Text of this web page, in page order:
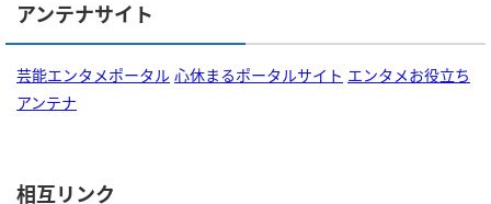
アンテナサイト
芸能エンタメポータル 心休まるポータルサイト エンタメお役立ち
アンテナ
相互リンク